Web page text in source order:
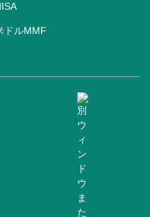
ドルMMF